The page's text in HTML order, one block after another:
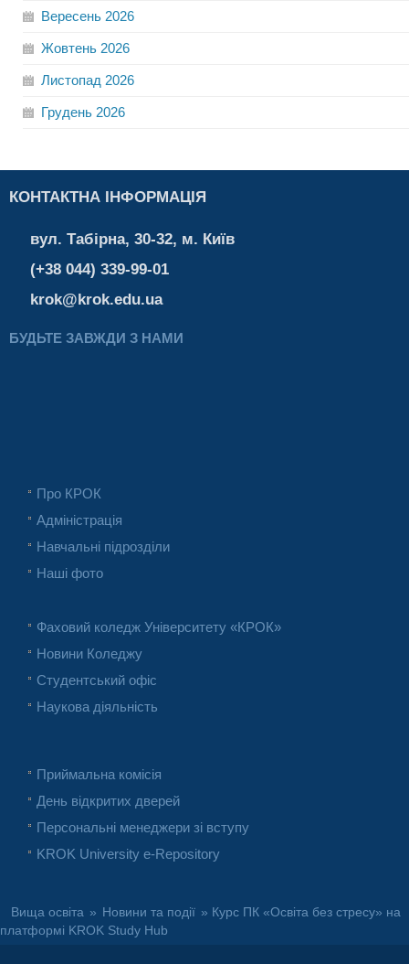
Вересень 2026
Жовтень 2026
Листопад 2026
Грудень 2026
КОНТАКТНА ІНФОРМАЦІЯ
вул. Табірна, 30-32, м. Київ
(+38 044) 339-99-01
krok@krok.edu.ua
БУДЬТЕ ЗАВЖДИ З НАМИ
Про КРОК
Адміністрація
Навчальні підрозділи
Наші фото
Фаховий коледж Університету «КРОК»
Новини Коледжу
Студентський офіс
Наукова діяльність
Приймальна комісія
День відкритих дверей
Персональні менеджери зі вступу
KROK University e-Repository
Вища освіта » Новини та події » Курс ПК «Освіта без стресу» на
платформі KROK Study Hub